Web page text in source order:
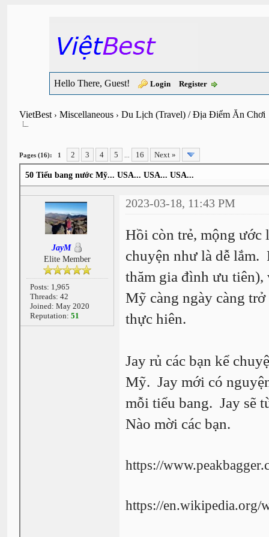
Hello There, Guest! Login Register
VietBest›Miscellaneous ›Du Lịch (Travel) / Địa Điểm Ăn Chơi
Pages (16): 1 2 3 4 5 16 Next »
50 Tiểu bang nước Mỹ... USA... USA... USA...
JayM
Elite Member
Posts: 1,965
Threads: 42
Joined: May 2020
Reputation: 51
2023-03-18, 11:43 PM
Hồi còn trẻ, mộng ước
chuyện như là dễ lắm.
thăm gia đình ưu tiên),
Mỹ càng ngày càng
thực hiên.
Jay rủ các bạn kể
Mỹ. Jay mới có
mỗi tiểu bang. Jay sẽ
Nào mời các bạn.
https://
https://